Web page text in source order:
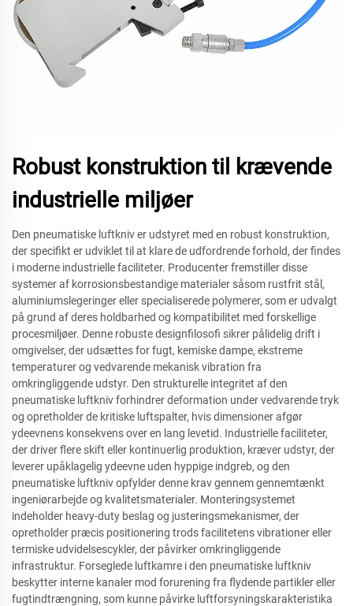
Robust konstruktion til krævende
industrielle miljøer
Den pneumatiske luftkniv er udstyret med en robust konstruktion,
der specifikt er udviklet til at klare de udfordrende forhold, der findes
i moderne industrielle faciliteter. Producenter fremstiller disse
systemer af korrosionsbestandige materialer såsom rustfrit stål,
aluminiumslegeringer eller specialiserede polymerer, som er udvalgt
på grund af deres holdbarhed og kompatibilitet med forskellige
procesmiljøer. Denne robuste designfilosofi sikrer pålidelig drift i
omgivelser, der udsættes for fugt, kemiske dampe, ekstreme
temperaturer og vedvarende mekanisk vibration fra
omkringliggende udstyr. Den strukturelle integritet af den
pneumatiske luftkniv forhindrer deformation under vedvarende tryk
og opretholder de kritiske luftspalter, hvis dimensioner afgør
ydeevnens konsekvens over en lang levetid. Industrielle faciliteter,
der driver flere skift eller kontinuerlig produktion, kræver udstyr, der
leverer upåklagelig ydeevne uden hyppige indgreb, og den
pneumatiske luftkniv opfylder denne krav gennem gennemtænkt
ingeniørarbejde og kvalitetsmaterialer. Monteringsystemet
indeholder heavy-duty beslag og justeringsmekanismer, der
opretholder præcis positionering trods facilitetens vibrationer eller
termiske udvidelsescykler, der påvirker omkringliggende
infrastruktur. Forseglede luftkamre i den pneumatiske luftkniv
beskytter interne kanaler mod forurening fra flydende partikler eller
fugtindtrængning, som kunne påvirke luftforsyningskarakteristika